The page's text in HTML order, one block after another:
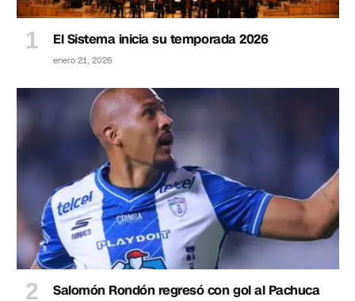
El Sistema inicia su temporada 2026
enero 21, 2026
Salomón Rondón regresó con gol al Pachuca